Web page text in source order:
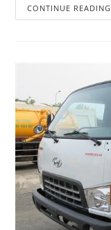
CONTINUE READING